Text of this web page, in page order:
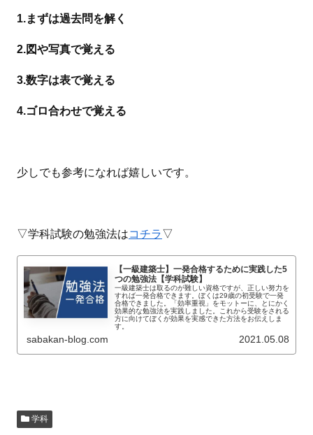
1.まずは過去問を解く
2.図や写真で覚える
3.数字は表で覚える
4.ゴロ合わせで覚える
少しでも参考になれば嬉しいです。
▽学科試験の勉強法はコチラ▽
【一級建築士】一発合格するために実践した5
つの勉強法【学科試験】
一級建築士は取るのが難しい資格ですが、正しい努力を
すれば一発合格できます。ぼくは29歳の初受験で一発
合格できました。「効率重視」をモットーに、とにかく
効果的な勉強法を実践しました。これから受験をされる
方に向けてぼくが効果を実感できた方法をお伝えしま
す。
sabakan-blog.com 2021.05.08
学科